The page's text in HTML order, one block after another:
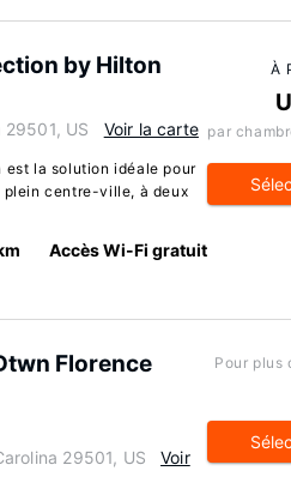
by Hilton
US Voir la carte
la solution idéale pour
plein centre-ville, à deux
Accès Wi-Fi gratuit
À
par
Florence
29501, US
Voir
Pour plus